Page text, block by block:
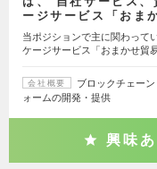
ージサービス「おま
当ポジションで主に関わって
ケージサービス「おまかせ貿
会社概要
ブロックチェー
ォームの開発・提供
興味あ